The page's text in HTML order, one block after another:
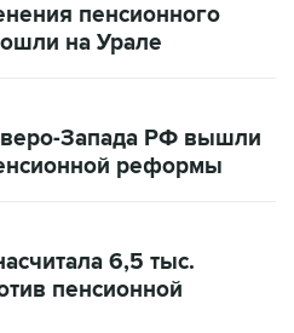
пенсионного
на Урале
Запада РФ вышли
реформы
6,5 тыс.
пенсионной